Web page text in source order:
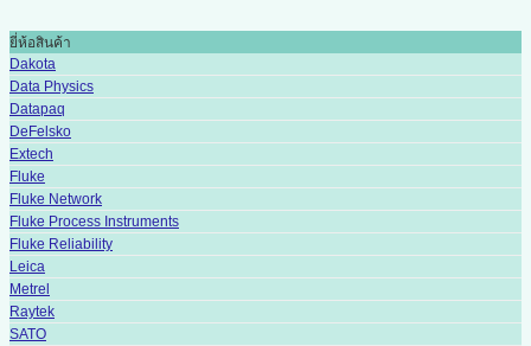
ยี่ห้อสินค้า
Dakota
Data Physics
Datapaq
DeFelsko
Extech
Fluke
Fluke Network
Fluke Process Instruments
Fluke Reliability
Leica
Metrel
Raytek
SATO